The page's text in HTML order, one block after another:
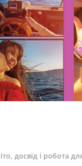
досвід і робота